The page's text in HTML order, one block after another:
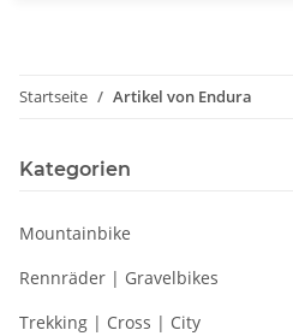
Startseite Artikel von Endura
Kategorien
Mountainbike
Rennräder | Gravelbikes
Trekking | Cross | City